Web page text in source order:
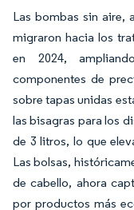
Las bombas sin aire,
migraron hacia los
en 2024,
componentes de
sobre tapas unidas
las bisagras para los
de 3 litros, lo que
Las bolsas,
de cabello, ahora
por productos más